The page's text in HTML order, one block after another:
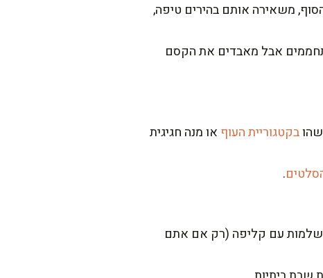
משאירה אותם בהירים טיפה,
במיקרוגל הם מתחממים אבל מאבדים את הקסם
בקטגוריית העוף או מנה חגיגית
.
שלמות עם קליפה (רק אם אתם